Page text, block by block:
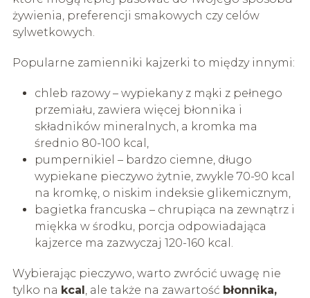
żywienia, preferencji smakowych czy celów
sylwetkowych.
Popularne zamienniki kajzerki to między innymi:
chleb razowy – wypiekany z mąki z pełnego
przemiału, zawiera więcej błonnika i
składników mineralnych, a kromka ma
średnio 80-100 kcal,
pumpernikiel – bardzo ciemne, długo
wypiekane pieczywo żytnie, zwykle 70-90 kcal
na kromkę, o niskim indeksie glikemicznym,
bagietka francuska – chrupiąca na zewnątrz i
miękka w środku, porcja odpowiadająca
kajzerce ma zazwyczaj 120-160 kcal.
Wybierając pieczywo, warto zwrócić uwagę nie
tylko na kcal , ale także na zawartość błonnika,